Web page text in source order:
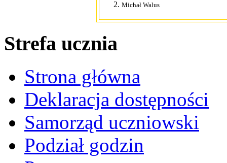
Michał Walus
Strefa ucznia
Strona główna
Deklaracja dostępności
Samorząd uczniowski
Podział godzin